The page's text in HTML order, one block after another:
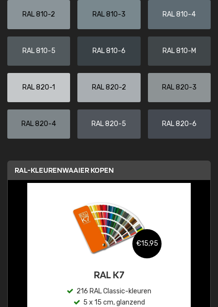
RAL 810-2 RAL 810-3 RAL 810-4
RAL 810-5 RAL 810-6 RAL 810-M
RAL 820-1 RAL 820-2 RAL 820-3
RAL 820-4 RAL 820-5 RAL 820-6
RAL-KLEURENWAAIER KOPEN
€15,95
RAL K7
216 RAL Classic-kleuren
5 x 15 cm, glanzend